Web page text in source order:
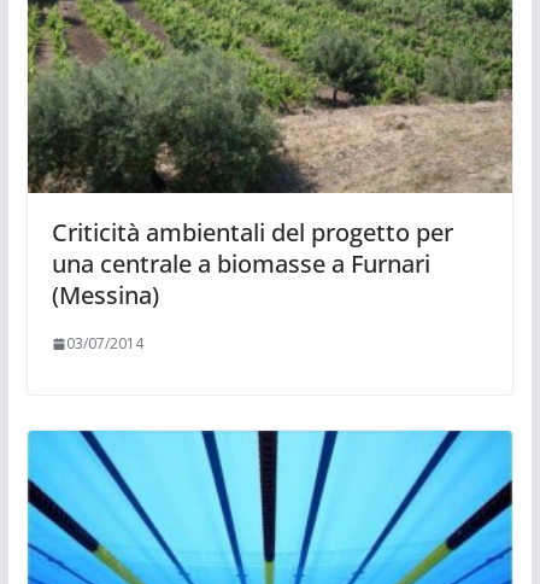
Criticità ambientali del progetto per
una centrale a biomasse a Furnari
(Messina)
03/07/2014